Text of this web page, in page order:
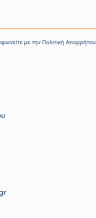
με την Πολιτική Απορρήτου